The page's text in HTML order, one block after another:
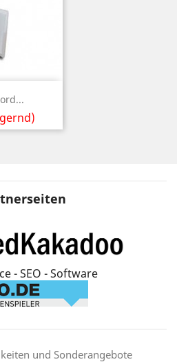
- SEO - Software
und Sonderangebote